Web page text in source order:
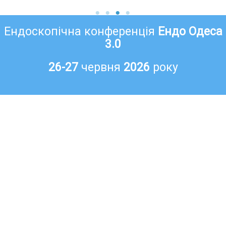
Ендоскопічна конференція Ендо Одеса
3.0
26-27 червня 2026 року